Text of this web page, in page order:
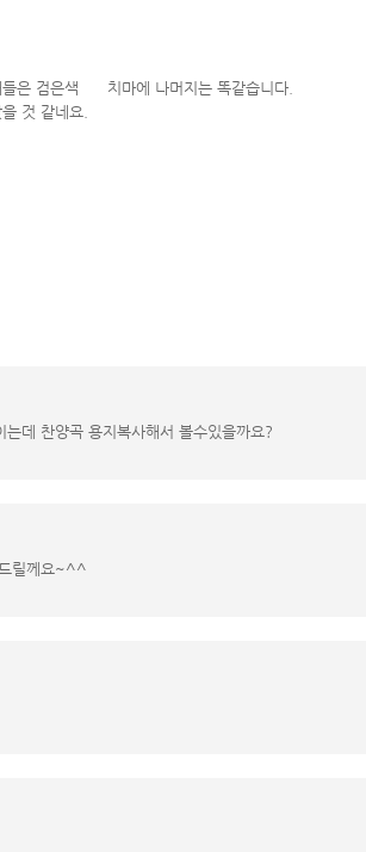
들은 검은색 치마에 나머지는 똑같습니다.
것 같네요.
데 찬양곡 용지복사해서 볼수있을까요?
릴께요~^^